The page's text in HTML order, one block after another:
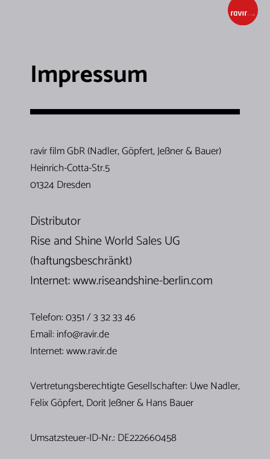
Impressum
ravir film GbR (Nadler, Göpfert, Jeßner & Bauer)
Heinrich-Cotta-Str.5
01324 Dresden
Distributor
Rise and Shine World Sales UG
(haftungsbeschränkt)
Internet: www.riseandshine-berlin.com
Telefon: 0351 / 3 32 33 46
Email: info@ravir.de
Internet:www.ravir.de
Vertretungsberechtigte Gesellschafter: Uwe Nadler,
Felix Göpfert, Dorit Jeßner & Hans Bauer
Umsatzsteuer-ID-Nr.: DE222660458